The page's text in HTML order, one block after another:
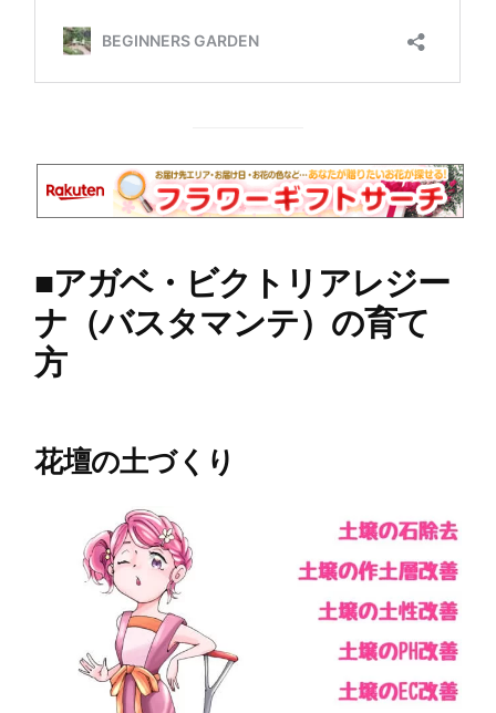
■アガベ・ビクトリアレジー
ナ（バスタマンテ）の育て
方
花壇の土づくり